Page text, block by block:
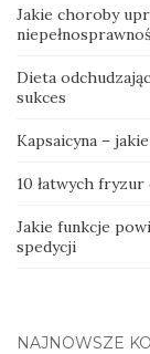
Jakie choroby
Dieta
sukces
Kapsaicyna –
10 łatwych
Jakie funkcje
spedycji
NAJNOWSZE